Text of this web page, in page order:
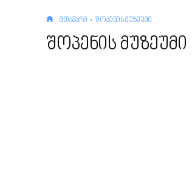
მთავარი შოპენის მუზეუმი
შოპენის მუზეუმი